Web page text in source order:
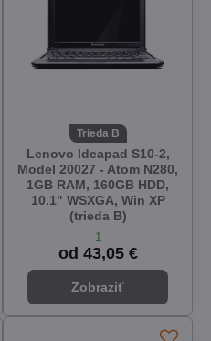
Trieda B
Lenovo Ideapad S10-2,
Model 20027 - Atom N280,
1GB RAM, 160GB HDD,
10.1" WSXGA, Win XP
(trieda B)
1
od 43,05 €
Zobraziť